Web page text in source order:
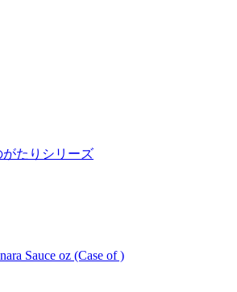
たりシリーズ
Sauce oz (Case of )